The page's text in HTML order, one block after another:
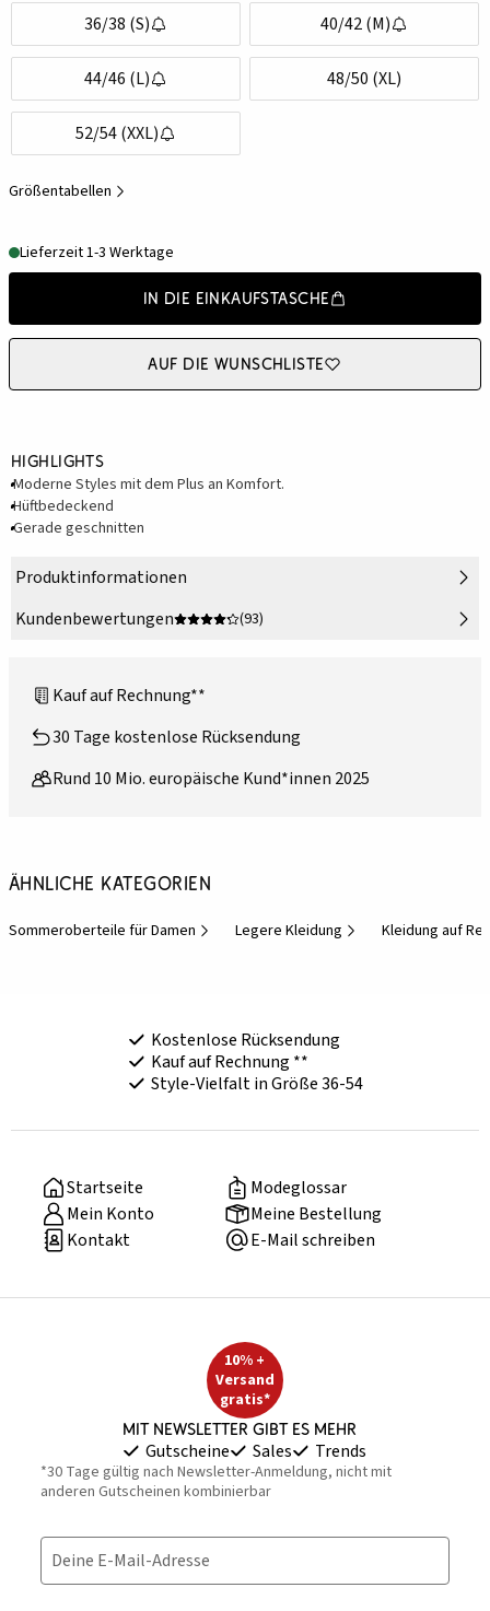
36/38 (S) 40/42 (M)
44/46 (L) 48/50 (XL)
52/54 (XXL)
Größentabellen
Lieferzeit 1-3 Werktage
In die Einkaufstasche
Auf die Wunschliste
Highlights
Moderne Styles mit dem Plus an Komfort.
Hüftbedeckend
Gerade geschnitten
Produktinformationen
Kundenbewertungen
(93)
Kauf auf Rechnung**
30 Tage kostenlose Rücksendung
Rund 10 Mio. europäische Kund*innen 2025
Ähnliche Kategorien
Sommeroberteile für Damen Legere Kleidung Kleidung auf
Kostenlose Rücksendung
Kauf auf Rechnung **
Style-Vielfalt in Größe 36-54
Startseite
Modeglossar
Mein Konto
Meine Bestellung
Kontakt
E-Mail schreiben
10% +
Versand
gratis*
Mit Newsletter gibt es mehr
Gutscheine Sales Trends
*30 Tage gültig nach Newsletter-Anmeldung, nicht mit
anderen Gutscheinen kombinierbar
Deine E-Mail-Adresse